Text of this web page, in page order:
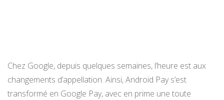
Chez Google, depuis quelques semaines, l’heure est aux
changements d’appellation. Ainsi, Android Pay s’est
transformé en Google Pay, avec en prime une toute